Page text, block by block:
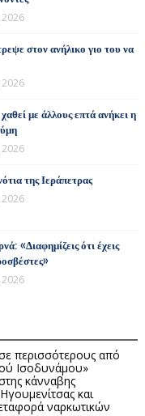
στον ανήλικο γιο του να
με άλλους επτά ανήκει η
της Ιεράπετρας
«Διαφημίζεις ότι έχεις
περισσότερους από
Ισοδυνάμου»
κάνναβης
και
ναρκωτικών